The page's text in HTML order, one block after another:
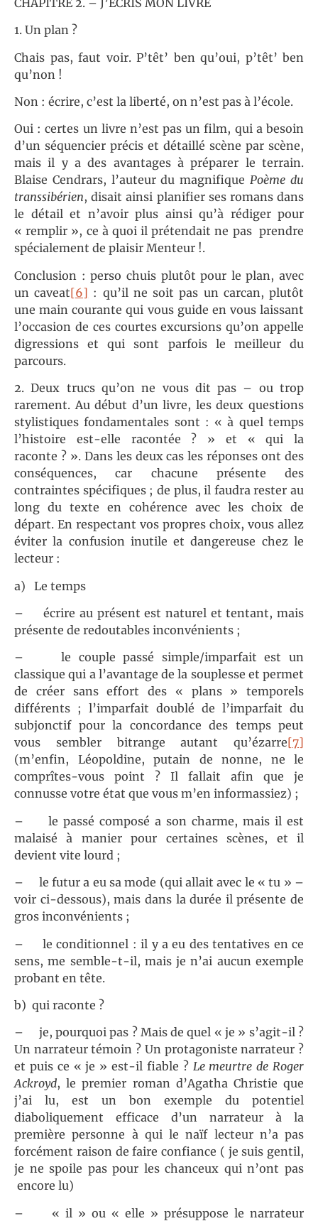
1. Un plan ?
Chais pas, faut voir. P’têt’ ben qu’oui, p’têt’ ben
qu’non !
Non : écrire, c’est la liberté, on n’est pas à l’école.
Oui : certes un livre n’est pas un film, qui a besoin
d’un séquencier précis et détaillé scène par scène,
mais il y a des avantages à préparer le terrain.
Blaise Cendrars, l’auteur du magnifiquePoème du
transsibérien, disait ainsi planifier ses romans dans
le détail et n’avoir plus ainsi qu’à rédiger pour
« remplir », ce à quoi il prétendait ne pas prendre
spécialement de plaisir Menteur !.
Conclusion : perso chuis plutôt pour le plan, avec
un caveat[6] : qu’il ne soit pas un carcan, plutôt
une main courante qui vous guide en vous laissant
l’occasion de ces courtes excursions qu’on appelle
digressions et qui sont parfois le meilleur du
parcours.
2. Deux trucs qu’on ne vous dit pas – ou trop
rarement. Au début d’un livre, les deux questions
stylistiques fondamentales sont : « à quel temps
l’histoire est-elle racontée ? » et « qui la
raconte ? ». Dans les deux cas les réponses ont des
conséquences, car chacune présente des
contraintes spécifiques ; de plus, il faudra rester au
long du texte en cohérence avec les choix de
départ. En respectant vos propres choix, vous allez
éviter la confusion inutile et dangereuse chez le
lecteur :
a) Le temps
– écrire au présent est naturel et tentant, mais
présente de redoutables inconvénients ;
– le couple passé simple/imparfait est un
classique qui a l’avantage de la souplesse et permet
de créer sans effort des « plans » temporels
différents ; l’imparfait doublé de l’imparfait du
subjonctif pour la concordance des temps peut
vous sembler bitrange autant qu’ézarre[7]
(m’enfin, Léopoldine, putain de nonne, ne le
comprîtes-vous point ? Il fallait afin que je
connusse votre état que vous m’en informassiez) ;
– le passé composé a son charme, mais il est
malaisé à manier pour certaines scènes, et il
devient vite lourd ;
– le futur a eu sa mode (qui allait avec le « tu » –
voir ci-dessous), mais dans la durée il présente de
gros inconvénients ;
– le conditionnel : il y a eu des tentatives en ce
sens, me semble-t-il, mais je n’ai aucun exemple
probant en tête.
b) qui raconte ?
– je, pourquoi pas ? Mais de quel « je » s’agit-il ?
Un narrateur témoin ? Un protagoniste narrateur ?
et puis ce « je » est-il fiable ? Le meurtre de Roger
Ackroyd, le premier roman d’Agatha Christie que
j’ai lu, est un bon exemple du potentiel
diaboliquement efficace d’un narrateur à la
première personne à qui le naïf lecteur n’a pas
forcément raison de faire confiance ( je suis gentil,
je ne spoile pas pour les chanceux qui n’ont pas
encore lu)
– « il » ou « elle » présuppose le narrateur